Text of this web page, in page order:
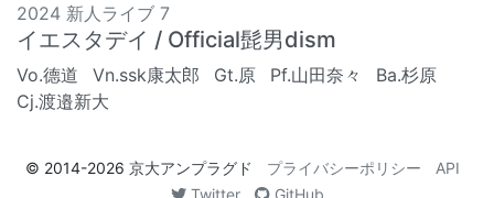
2024 新人ライブ 7
イエスタデイ / Official髭男dism
Vo.德道 Vn.ssk康太郎 Gt.原 Pf.山田奈々
Ba.杉原
Cj.渡邉新大
© 2014-2026 京大アンプラグド プライバシーポリシー
API
Twitter
GitHub